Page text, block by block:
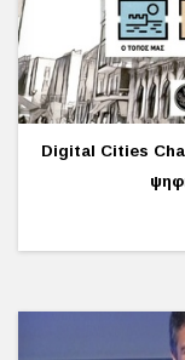
Digital Cities